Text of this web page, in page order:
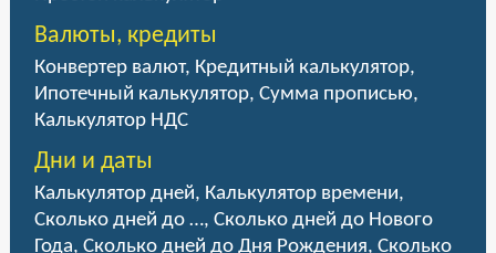
Валюты, кредиты
Конвертер валют, Кредитный калькулятор,
Ипотечный калькулятор, Сумма прописью,
Калькулятор НДС
Дни и даты
Калькулятор дней, Калькулятор времени,
Сколько дней до …, Сколько дней до Нового
Года, Сколько дней до Дня Рождения, Сколько